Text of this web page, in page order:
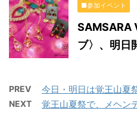
■参加イベント
SAMSARA
ブ〉、明日
PREV 今日・明日は覚王山夏
NEXT 覚王山夏祭で、メヘン